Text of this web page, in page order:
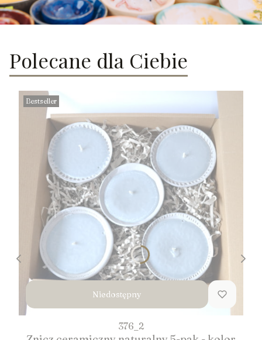
Polecane dla Ciebie
Bestseller
Niedostępny
376_2